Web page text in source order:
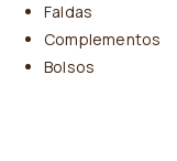
Faldas
Complementos
Bolsos